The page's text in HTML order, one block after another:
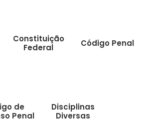
Constituição
Federal
Código Penal
de
Penal
Disciplinas
Diversas